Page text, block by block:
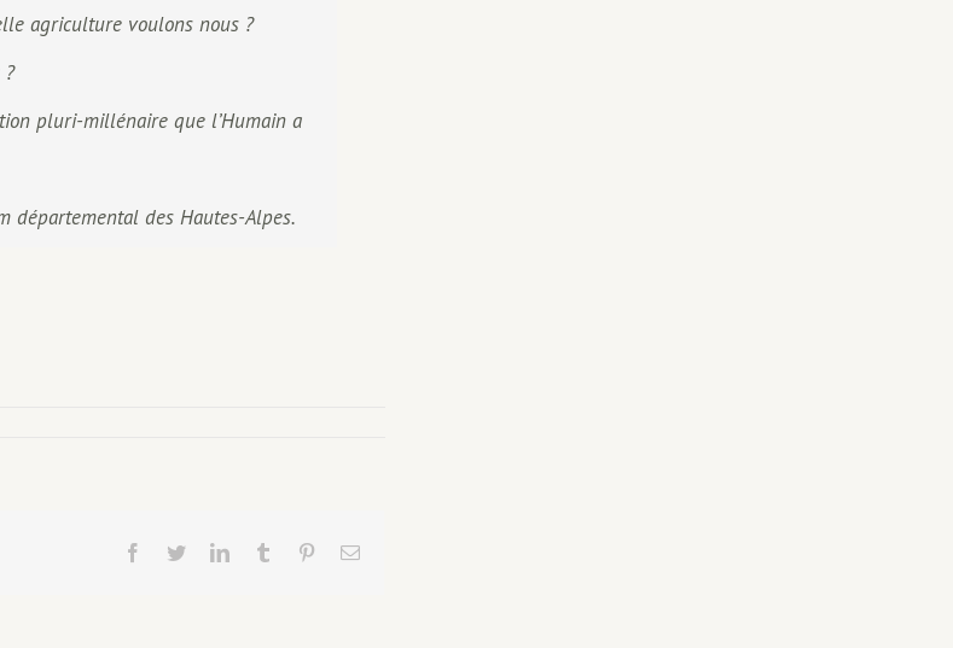
agriculture voulons nous ?
pluri-millénaire que l’Humain a
départemental des Hautes-Alpes.
Facebook
TwitterLinkedInTumblr PinterestEmail